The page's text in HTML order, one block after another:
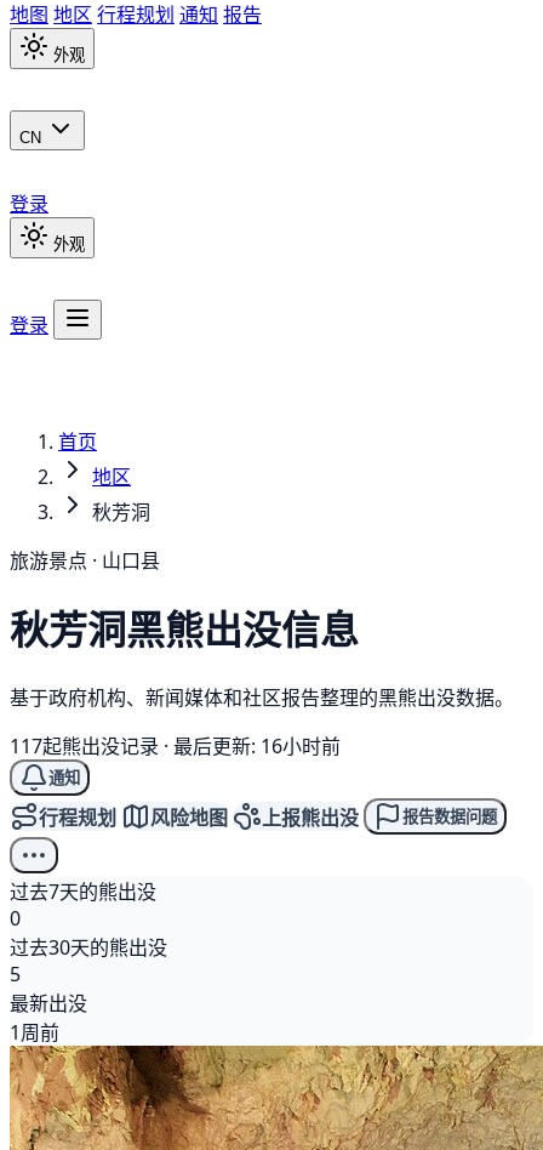
地图 地区 行程规划 通知 报告
外观
CN
登录
外观
登录
首页
地区
秋芳洞
旅游景点 · 山口县
秋芳洞黑熊出没信息
基于政府机构、新闻媒体和社区报告整理的黑熊出没数据。
117起熊出没记录 · 最后更新: 16小时前
通知
行程规划 风险地图 上报熊出没 报告数据问题
过去7天的熊出没
0
过去30天的熊出没
5
最新出没
1周前